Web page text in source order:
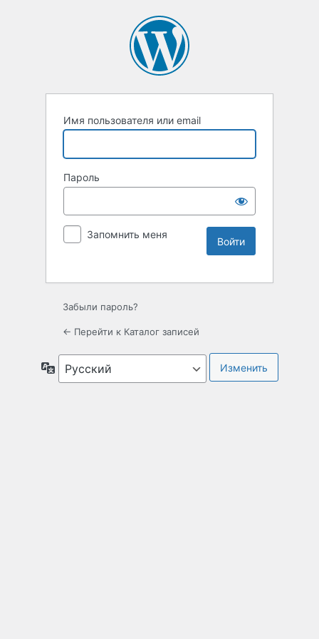
Имя пользователя или email
Пароль
Запомнить меня
Забыли пароль?
← Перейти к Каталог записей
Язык